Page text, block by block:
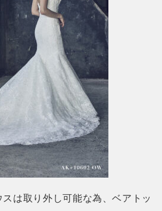
は取り外し可能な為、ベアトッ